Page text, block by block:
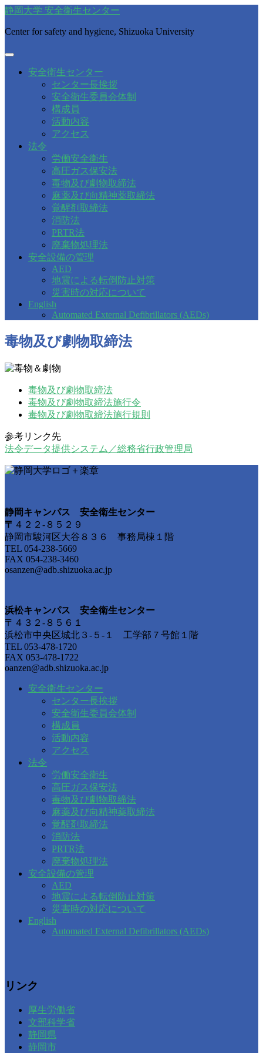
静岡大学 安全衛生センター
Center for safety and hygiene, Shizuoka University
安全衛生センター
センター長挨拶
安全衛生委員会体制
構成員
活動内容
アクセス
法令
労働安全衛生
高圧ガス保安法
毒物及び劇物取締法
麻薬及び向精神薬取締法
覚醒剤取締法
消防法
PRTR法
廃棄物処理法
安全設備の管理
AED
地震による転倒防止対策
災害時の対応について
English
Automated External Defibrillators (AEDs)
毒物及び劇物取締法
毒物及び劇物取締法
毒物及び劇物取締法施行令
毒物及び劇物取締法施行規則
参考リンク先
法令データ提供システム／総務省行政管理局
静岡キャンパス 安全衛生センター
〒 ４２２-８５２９
静岡市駿河区大谷８３６ 事務局棟１階
TEL 054-238-5669
FAX 054-238-3460
osanzen@adb.shizuoka.ac.jp
浜松キャンパス 安全衛生センター
〒４３２-８５６１
浜松市中央区城北３-５-１ 工学部７号館１階
TEL 053-478-1720
FAX 053-478-1722
oanzen@adb.shizuoka.ac.jp
安全衛生センター
センター長挨拶
安全衛生委員会体制
構成員
活動内容
アクセス
法令
労働安全衛生
高圧ガス保安法
毒物及び劇物取締法
麻薬及び向精神薬取締法
覚醒剤取締法
消防法
PRTR法
廃棄物処理法
安全設備の管理
AED
地震による転倒防止対策
災害時の対応について
English
Automated External Defibrillators (AEDs)
リンク
厚生労働省
文部科学省
静岡県
静岡市